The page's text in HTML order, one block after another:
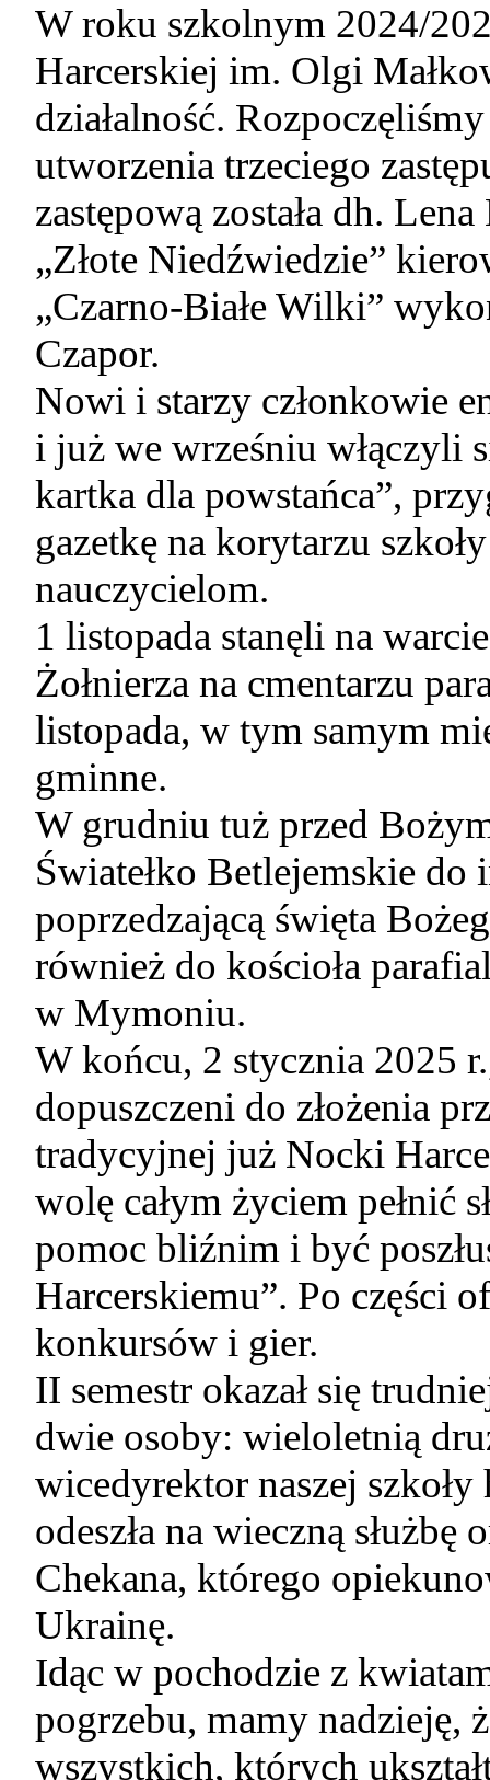
W roku szkolnym 2024/
Harcerskiej im. Olgi
działalność.
utworzenia trzeciego
zastępową została dh.
„Złote Niedźwiedzie”
„Czarno-Białe Wilki”
Czapor.
Nowi i starzy członkowie
i już we wrześniu włączyli
kartka dla powstańca”,
gazetkę na korytarzu
nauczycielom.
1 listopada stanęli na
Żołnierza na cmentarzu
listopada, w tym samym
gminne.
W grudniu tuż przed
Światełko Betlejemskie
poprzedzającą święta
również do kościoła
w Mymoniu.
W końcu, 2 stycznia 2025
dopuszczeni do złożenia
tradycyjnej już Nocki
wolę całym życiem pełnić
pomoc bliźnim i być
Harcerskiemu”. Po części
konkursów i gier.
II semestr okazał się
dwie osoby: wieloletnią
wicedyrektor naszej
odeszła na wieczną
Chekana, którego
Ukrainę.
Idąc w pochodzie z
pogrzebu, mamy nadzieję,
wszystkich, których